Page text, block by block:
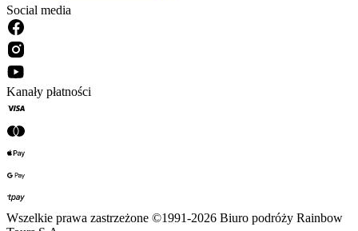
Social media
Kanały płatności
Wszelkie prawa zastrzeżone ©1991-2026 Biuro podróży Rainbow